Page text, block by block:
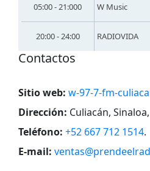
05:00 - 21:000 W Music
20:00 - 24:00 RADIOVIDA
Contactos
Sitio web: w-97-7-fm-
Dirección: Culiacán,
Teléfono: +52 667 712 1514.
E-mail: